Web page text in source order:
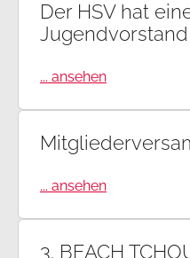
Der HSV hat
... ansehen
... ansehen
3. BEACH